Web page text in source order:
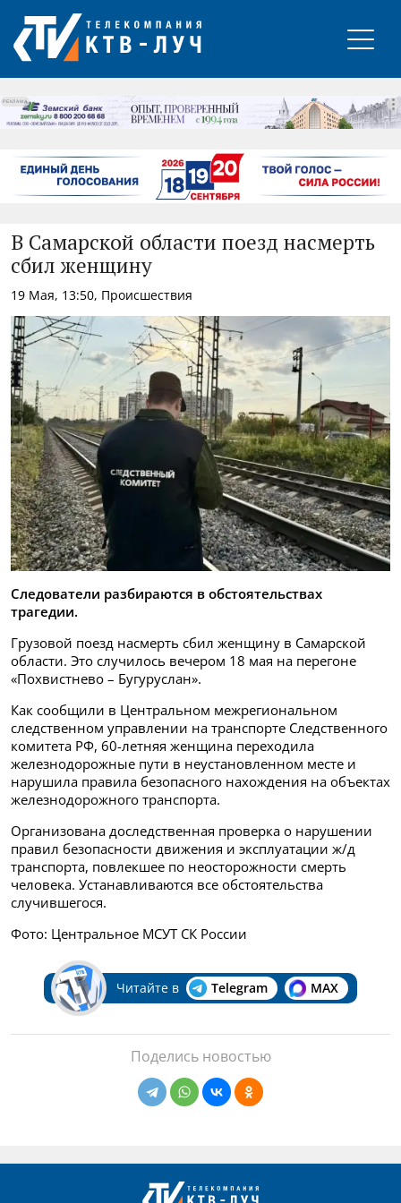
РЕКЛАМА
В Самарской области поезд насмерть
сбил женщину
19 Мая, 13:50, Происшествия
Следователи разбираются в обстоятельствах
трагедии.
Грузовой поезд насмерть сбил женщину в Самарской
области. Это случилось вечером 18 мая на перегоне
«Похвистнево – Бугуруслан».
Как сообщили в Центральном межрегиональном
следственном управлении на транспорте Следственного
комитета РФ, 60-летняя женщина переходила
железнодорожные пути в неустановленном месте и
нарушила правила безопасного нахождения на объектах
железнодорожного транспорта.
Организована доследственная проверка о нарушении
правил безопасности движения и эксплуатации ж/д
транспорта, повлекшее по неосторожности смерть
человека. Устанавливаются все обстоятельства
случившегося.
Фото: Центральное МСУТ СК России
Читайте в Telegram MAX
Поделись новостью